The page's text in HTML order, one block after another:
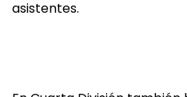
asistentes.